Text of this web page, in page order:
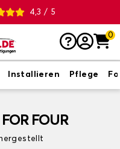
4,3 / 5
0
Installieren Pflege
FOUR